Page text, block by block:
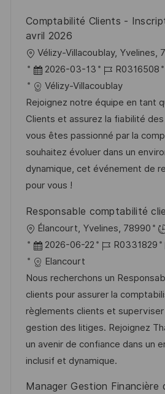
u
n
g
f
e
u
n
g
Comptabilité Clients -
avril 2026
O
r
t
Vélizy-Villacoublay, Yvelines,
D
a
t
u
m
d
e
r
e
r
ö
f
f
e
n
t
l
i
c
2026-03-13
J
o
b
-
I
D
R0316508
Vélizy-Villacoublay
Rejoignez notre équipe en tant
Clients et assurez la fiabilité
vous êtes passionné par la
souhaitez évoluer dans un
dynamique, cet événement de
pour vous !
Responsable comptabilité
O
r
t
Élancourt, Yvelines, 78990
D
a
t
u
m
d
e
r
2026-06-22
J
b
-
I
D
R0331829
Elancourt
Nous recherchons un
clients pour assurer la
règlements clients et
gestion des litiges. Rejoignez
un avenir de confiance dans un
inclusif et dynamique.
Manager Gestion Financière